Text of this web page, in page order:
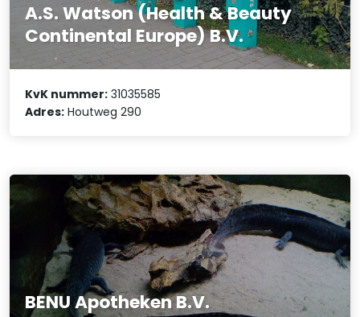
A.S. Watson (Health & Beauty
Continental Europe) B.V.
KvK nummer: 31035585
Adres: Houtweg 290
BENU Apotheken B.V.